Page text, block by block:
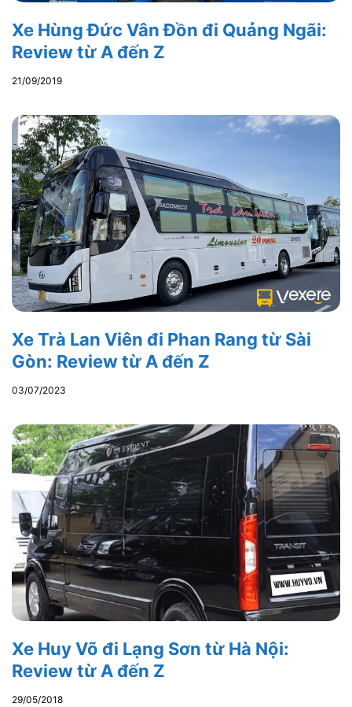
Xe Hùng Đức Vân Đồn đi Quảng Ngãi:
Review từ A đến Z
21/09/2019
Xe Trà Lan Viên đi Phan Rang từ Sài
Gòn: Review từ A đến Z
03/07/2023
Xe Huy Võ đi Lạng Sơn từ Hà Nội:
Review từ A đến Z
29/05/2018